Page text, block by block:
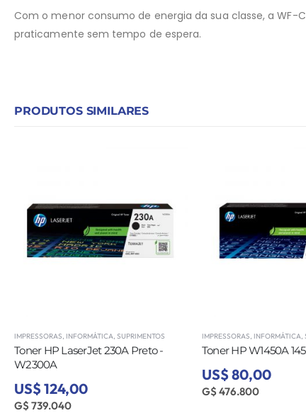
Com o menor consumo de energia da sua classe, a
praticamente sem tempo de espera.
PRODUTOS SIMILARES
IMPRESSORAS, INFORMÁTICA, SUPRIMENTOS
Toner HP LaserJet 230A Preto -
W2300A
US$ 124,00
G$ 739.040
IMPRESSORAS, INFORMÁTICA,
Toner HP W1450A
US$ 80,00
G$ 476.800